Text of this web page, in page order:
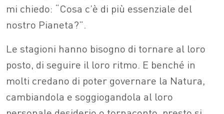
mi chiedo: “Cosa c’è di più essenziale del
nostro Pianeta?”.
Le stagioni hanno bisogno di tornare al loro
posto, di seguire il loro ritmo. E benché in
molti credano di poter governare la Natura,
cambiandola e soggiogandola al loro